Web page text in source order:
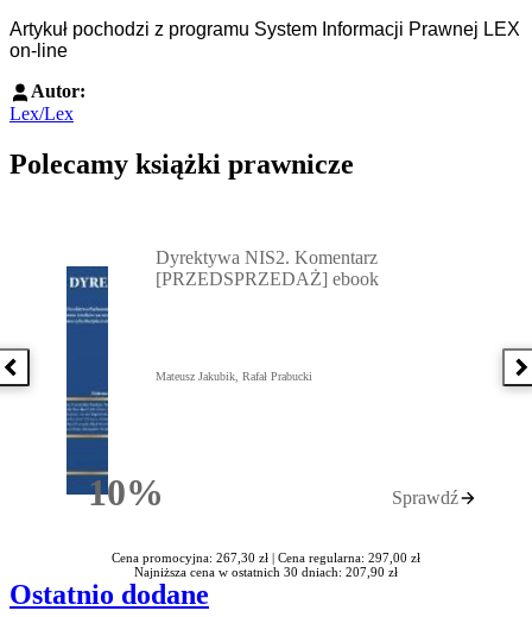
Artykuł pochodzi z programu System Informacji Prawnej LEX
on-line
Autor:
Lex/Lex
Polecamy książki prawnicze
Poprzednia książka
10%Rabatu
Dyrektywa NIS2. Komentarz
[PRZEDSPRZEDAŻ] ebook
Mateusz Jakubik, Rafał Prabucki
Sprawdź
Cena promocyjna: 267,30 zł | Cena regularna: 297,00 zł
Najniższa cena w ostatnich 30 dniach: 207,90 zł
Ostatnio dodane